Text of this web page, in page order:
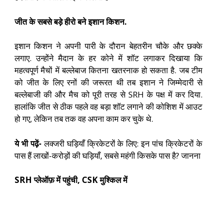
जीत के सबसे बड़े हीरो बने इशान किशन.
इशान किशन ने अपनी पारी के दौरान बेहतरीन चौके और छक्के
लगाए. उन्होंने मैदान के हर कोने में शॉट लगाकर दिखाया कि
महत्वपूर्ण मैचों में बल्लेबाज कितना खतरनाक हो सकता है. जब टीम
को जीत के लिए रनों की जरूरत थी तब इशान ने जिम्मेदारी से
बल्लेबाजी की और मैच को पूरी तरह से SRH के पक्ष में कर दिया.
हालांकि जीत से ठीक पहले वह बड़ा शॉट लगाने की कोशिश में आउट
हो गए, लेकिन तब तक वह अपना काम कर चुके थे.
ये भी पढ़ें- लक्जरी घड़ियाँ क्रिकेटरों के लिए: इन पांच क्रिकेटरों के
पास हैं लाखों-करोड़ों की घड़ियाँ, सबसे महंगी किसके पास है? जानना
SRH प्लेऑफ़ में पहुंची, CSK मुश्किल में